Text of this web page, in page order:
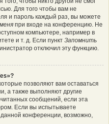
Для того чтобы вам не
и пароль каждый раз, вы можете
при входе на конференцию. Не
компьютере, например в
и т. д. Если пункт Запомнить
отключил эту функцию.
позволяют вам оставаться
а также выполняют другие
сообщений, если эта
Если вы испытываете
конференции, возможно,